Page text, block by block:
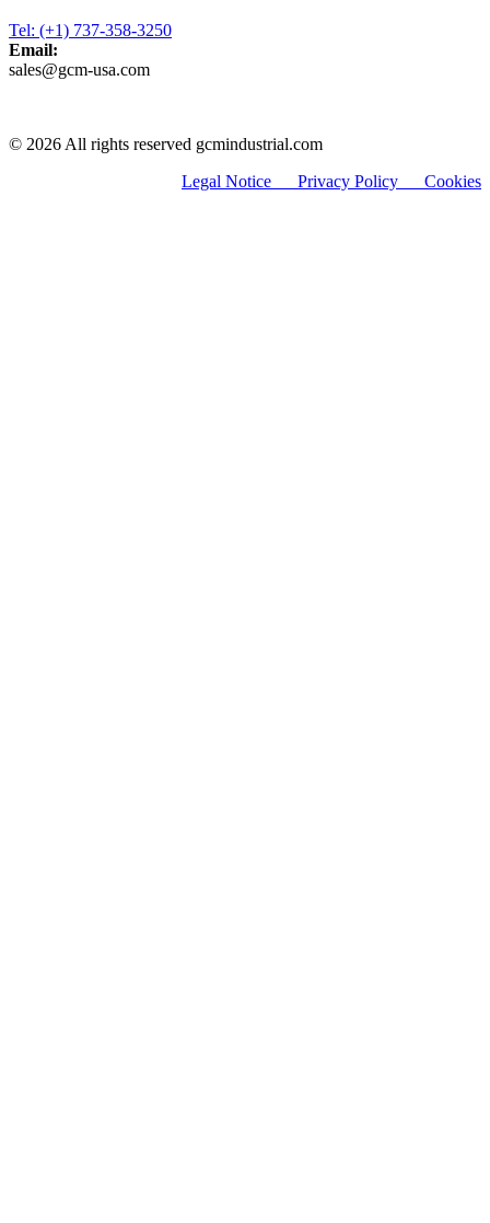
Tel: (+1) 737-358-3250
Email:
sales@gcm-usa.com
© 2026 All rights reserved gcmindustrial.com
Legal Notice Privacy Policy Cookies